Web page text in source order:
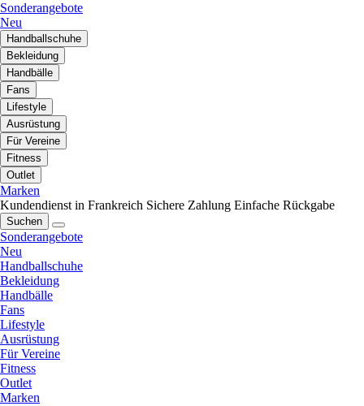
Sonderangebote
Neu
Handballschuhe
Bekleidung
Handbälle
Fans
Lifestyle
Ausrüstung
Für Vereine
Fitness
Outlet
Marken
Kundendienst in Frankreich Sichere Zahlung Einfache Rückgabe
Suchen
Sonderangebote
Neu
Handballschuhe
Bekleidung
Handbälle
Fans
Lifestyle
Ausrüstung
Für Vereine
Fitness
Outlet
Marken